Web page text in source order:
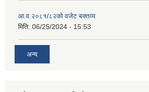
आ.व.२०८१/८२को वजेट बक्तव्य
मिति: 06/25/2024 - 15:53
अन्य